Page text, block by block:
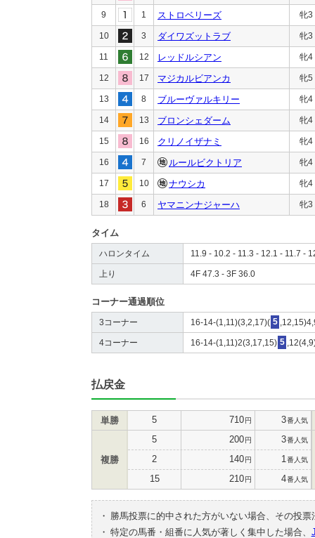
9 1 ストロベリーズ 牝3
10 3 ダイワズットラブ 牝3
11 12 レッドルシアン 牝4
12 17 マジカルビアンカ 牝5
13 8 ブルーヴァルキリー 牝4
14 13 ブロンシェダーム 牝4
15 16 クリノイザナミ 牝4
16 7 ルールビクトリア 牝4
17 10 ナウシカ 牝4
18 6 ヤマニンナジャーハ 牝3
タイム
ハロンタイム 11.9 - 10.2 - 11.3 - 12.1 - 11.7 -
上り 4F 47.3 - 3F 36.0
コーナー通過順位
3コーナー 16-14-(1,11)(3,2,17)( 5
4コーナー 16-14-(1,11)2(3,17,15) 5
払戻金
単勝 5 710円 3番人気
複勝
5 200円 3番人気
2 140円 1 番人気
15 210円 4番人気
・
勝馬投票に的中された方がいない場合、その投
・ 特定の馬番・組番に人気が著しく集中した場合、